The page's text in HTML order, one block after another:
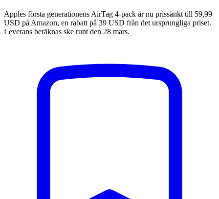
Apples första generationens AirTag 4-pack är nu prissänkt till 59,99
USD på Amazon, en rabatt på 39 USD från det ursprungliga priset.
Leverans beräknas ske runt den 28 mars.